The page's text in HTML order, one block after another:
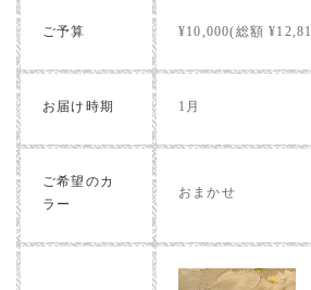
ご予算 ¥10,000(総額
お届け時期 1月
ご希望のカ
ラー
おまかせ